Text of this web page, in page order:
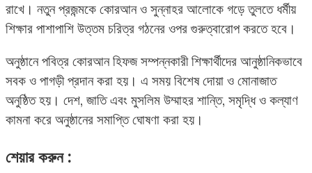
রাখে। নতুন প্রজন্মকে কোরআন ও সুন্নাহর আলোকে গড়ে তুলতে ধর্মীয়
শিক্ষার পাশাপাশি উত্তম চরিত্র গঠনের ওপর গুরুত্বারোপ করতে হবে।
অনুষ্ঠানে পবিত্র কোরআন হিফজ সম্পন্নকারী শিক্ষার্থীদের আনুষ্ঠানিকভাবে
সবক ও পাগড়ী প্রদান করা হয়। এ সময় বিশেষ দোয়া ও মোনাজাত
অনুষ্ঠিত হয়। দেশ, জাতি এবং মুসলিম উম্মাহর শান্তি, সমৃদ্ধি ও কল্যাণ
কামনা করে অনুষ্ঠানের সমাপ্তি ঘোষণা করা হয়।
শেয়ার করুন :